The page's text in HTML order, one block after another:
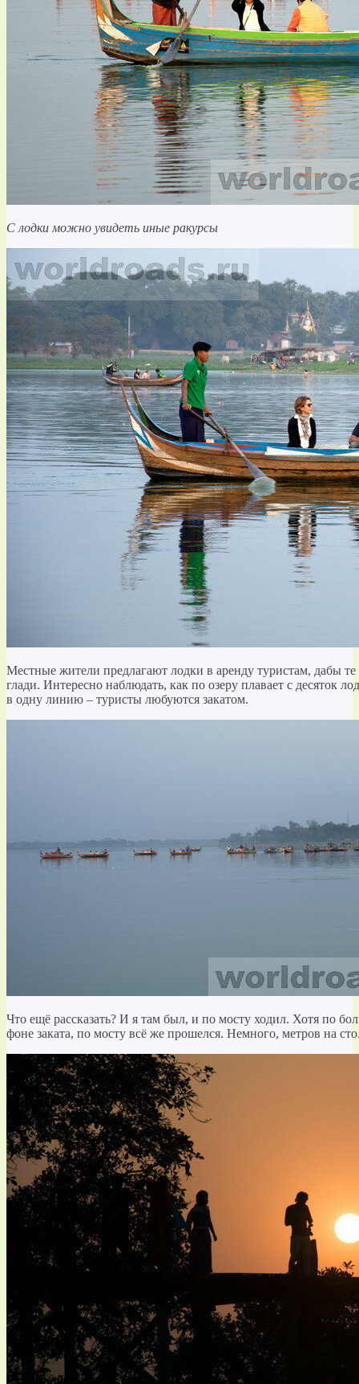
С лодки можно увидеть иные ракурсы
Местные жители предлагают лодки в аренду туристам, дабы
глади. Интересно наблюдать, как по озеру плавает с десяток
в одну линию – туристы любуются закатом.
Что ещё рассказать? И я там был, и по мосту ходил. Хотя по
фоне заката, по мосту всё же прошелся. Немного, метров на